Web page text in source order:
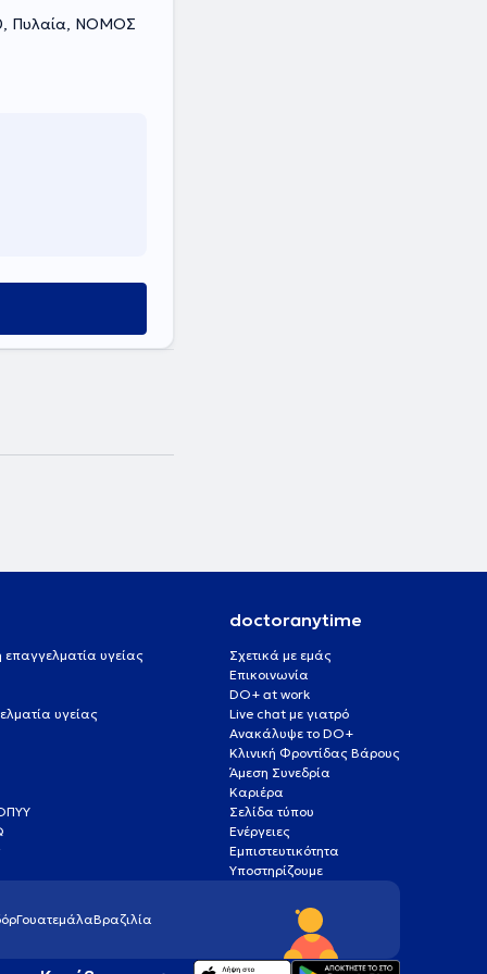
Πυλαία, ΝΟΜΟΣ
επαγγελματία υγείας
υγείας
doctoranytime
Σχετικά με εμάς
Επικοινωνία
DO+ at work
Live chat με γιατρό
Ανακάλυψε το DO+
Κλινική Φροντίδας Βάρους
Άμεση Συνεδρία
Καριέρα
Σελίδα τύπου
Ενέργειες
Εμπιστευτικότητα
Υποστηρίζουμε
ΓουατεμάλαΒραζιλία